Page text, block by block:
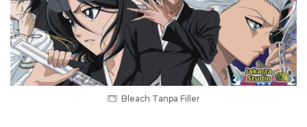
Bleach Tanpa Filler